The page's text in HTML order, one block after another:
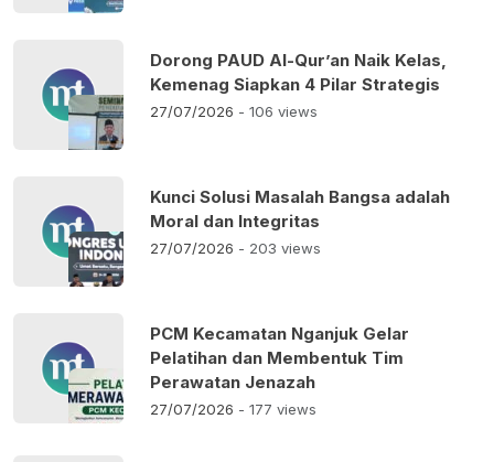
Dorong PAUD Al-Qur’an Naik Kelas,
Kemenag Siapkan 4 Pilar Strategis
27/07/2026 - 106 views
Kunci Solusi Masalah Bangsa adalah
Moral dan Integritas
27/07/2026 - 203 views
PCM Kecamatan Nganjuk Gelar
Pelatihan dan Membentuk Tim
Perawatan Jenazah
27/07/2026 - 177 views